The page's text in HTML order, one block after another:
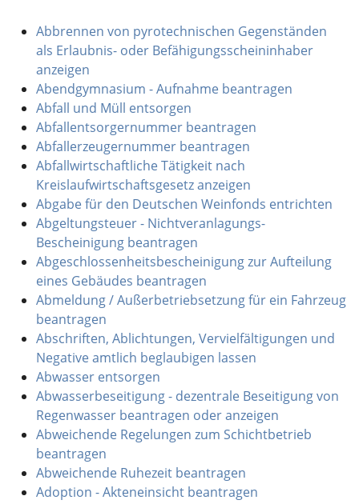
Abbrennen von pyrotechnischen Gegenständen
als Erlaubnis- oder Befähigungsscheininhaber
anzeigen
Abendgymnasium - Aufnahme beantragen
Abfall und Müll entsorgen
Abfallentsorgernummer beantragen
Abfallerzeugernummer beantragen
Abfallwirtschaftliche Tätigkeit nach
Kreislaufwirtschaftsgesetz anzeigen
Abgabe für den Deutschen Weinfonds entrichten
Abgeltungsteuer - Nichtveranlagungs-
Bescheinigung beantragen
Abgeschlossenheitsbescheinigung zur Aufteilung
eines Gebäudes beantragen
Abmeldung / Außerbetriebsetzung für ein Fahrzeug
beantragen
Abschriften, Ablichtungen, Vervielfältigungen und
Negative amtlich beglaubigen lassen
Abwasser entsorgen
Abwasserbeseitigung - dezentrale Beseitigung von
Regenwasser beantragen oder anzeigen
Abweichende Regelungen zum Schichtbetrieb
beantragen
Abweichende Ruhezeit beantragen
Adoption - Akteneinsicht beantragen